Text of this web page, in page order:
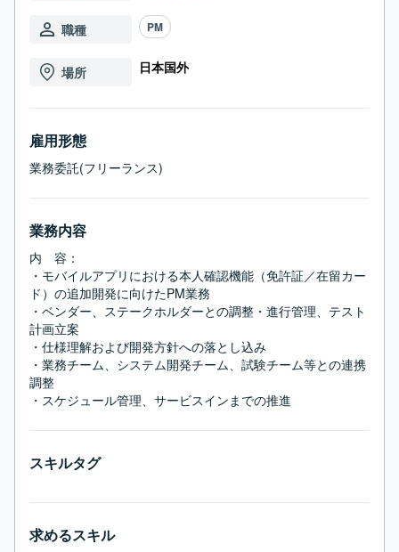
職種 PM
場所 日本国外
雇用形態
業務委託(フリーランス)
業務内容
内　容：
・モバイルアプリにおける本人確認機能（免許証／在留カー
ド）の追加開発に向けたPM業務
・ベンダー、ステークホルダーとの調整・進行管理、テスト
計画立案
・仕様理解および開発方針への落とし込み
・業務チーム、システム開発チーム、試験チーム等との連携
調整
・スケジュール管理、サービスインまでの推進
スキルタグ
求めるスキル